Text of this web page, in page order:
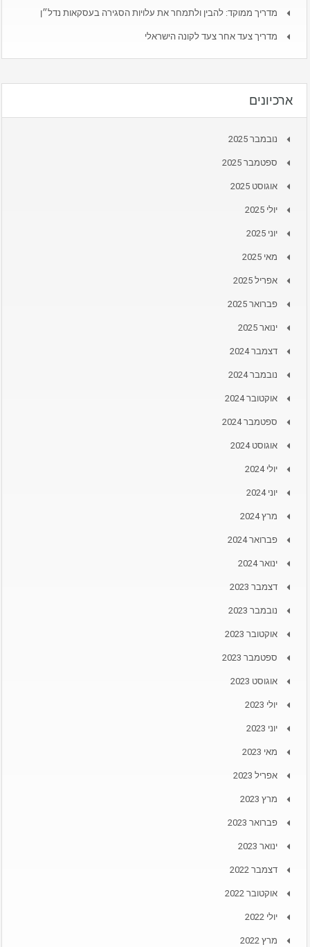
מדריך ממוקד: להבין ולתמחר את עלויות הסגירה בעסקאות נדל״ן
מדריך צעד אחר צעד לקונה הישראלי
ארכיונים
נובמבר 2025
ספטמבר 2025
אוגוסט 2025
יולי 2025
יוני 2025
מאי 2025
אפריל 2025
פברואר 2025
ינואר 2025
דצמבר 2024
נובמבר 2024
אוקטובר 2024
ספטמבר 2024
אוגוסט 2024
יולי 2024
יוני 2024
מרץ 2024
פברואר 2024
ינואר 2024
דצמבר 2023
נובמבר 2023
אוקטובר 2023
ספטמבר 2023
אוגוסט 2023
יולי 2023
יוני 2023
מאי 2023
אפריל 2023
מרץ 2023
פברואר 2023
ינואר 2023
דצמבר 2022
אוקטובר 2022
יולי 2022
מרץ 2022